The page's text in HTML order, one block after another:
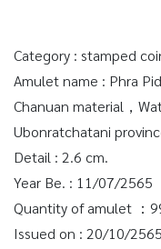
Category : stamped
Amulet name : Phra
Chanuan material，
Ubonratchatani
Detail : 2.6 cm.
Year Be. : 11/07/2565
Quantity of amulet ：
Issued on : 20/10/2565